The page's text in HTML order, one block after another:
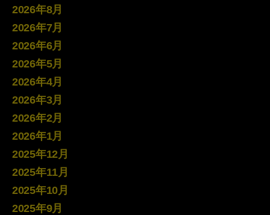
2026年8月
2026年7月
2026年6月
2026年5月
2026年4月
2026年3月
2026年2月
2026年1月
2025年12月
2025年11月
2025年10月
2025年9月